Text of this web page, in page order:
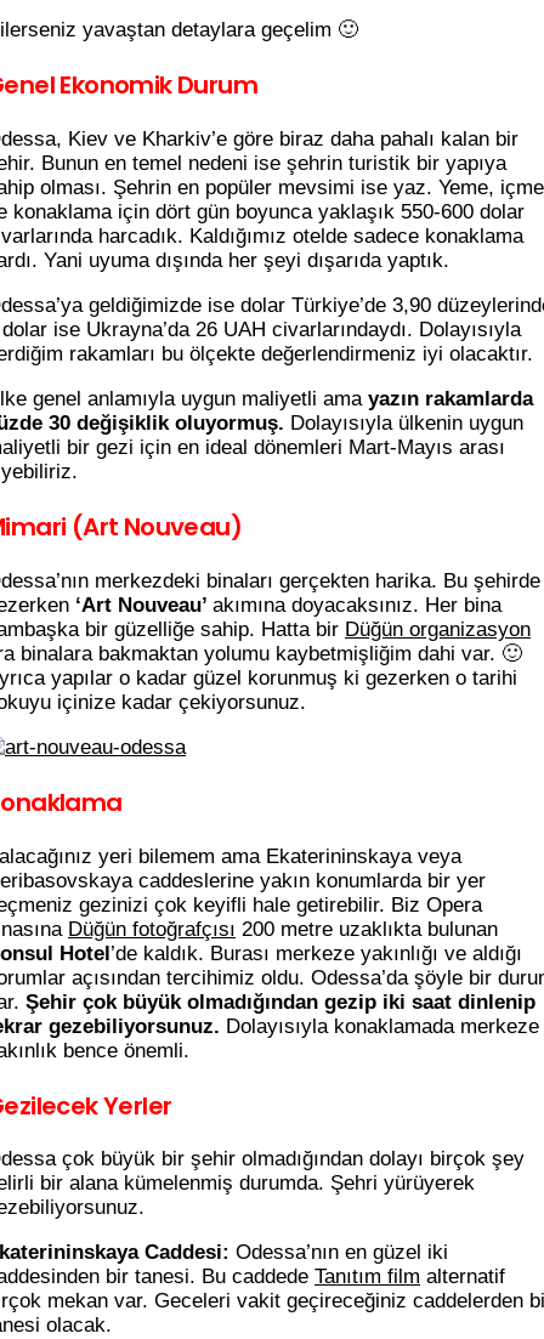
yavaştan detaylara geçelim 🙂
Ekonomik Durum
Kiev ve Kharkiv’e göre biraz daha pahalı kalan bir
Bunun en temel nedeni ise şehrin turistik bir yapıya
olması. Şehrin en popüler mevsimi ise yaz. Yeme, içme
konaklama için dört gün boyunca yaklaşık 550-600 dolar
harcadık. Kaldığımız otelde sadece konaklama
Yani uyuma dışında her şeyi dışarıda yaptık.
geldiğimizde ise dolar Türkiye’de 3,90
ise Ukrayna’da 26 UAH civarlarındaydı. Dolayısıyla
rakamları bu ölçekte değerlendirmeniz iyi olacaktır.
genel anlamıyla uygun maliyetli ama yazın rakamlarda
30 değişiklik oluyormuş. Dolayısıyla ülkenin uygun
bir gezi için en ideal dönemleri Mart-Mayıs arası
(Art Nouveau)
merkezdeki binaları gerçekten harika. Bu şehirde
‘Art Nouveau’ akımına doyacaksınız. Her bina
bir güzelliğe sahip. Hatta bir Düğün organizasyon
binalara bakmaktan yolumu kaybetmişliğim dahi var. 🙂
yapılar o kadar güzel korunmuş ki gezerken o tarihi
içinize kadar çekiyorsunuz.
yeri bilemem ama Ekaterininskaya veya
caddeslerine yakın konumlarda bir yer
gezinizi çok keyifli hale getirebilir. Biz Opera
Düğün fotoğrafçısı 200 metre uzaklıkta bulunan
Hotel’de kaldık. Burası merkeze yakınlığı ve aldığı
açısından tercihimiz oldu. Odessa’da şöyle bir
Şehir çok büyük olmadığından gezip iki saat dinlenip
gezebiliyorsunuz. Dolayısıyla konaklamada merkeze
bence önemli.
Yerler
çok büyük bir şehir olmadığından dolayı birçok şey
bir alana kümelenmiş durumda. Şehri yürüyerek
Caddesi: Odessa’nın en güzel iki
bir tanesi. Bu caddede Tanıtım film alternatif
mekan var. Geceleri vakit geçireceğiniz caddelerden
olacak.